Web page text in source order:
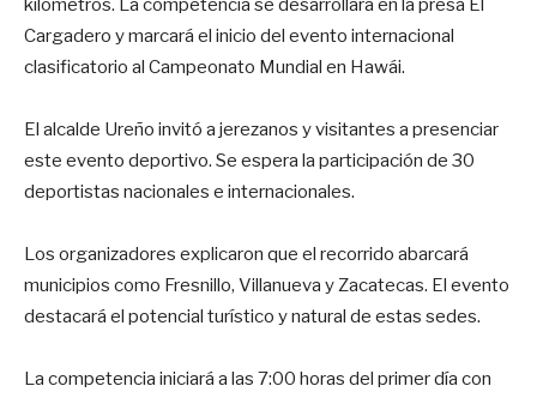
kilómetros. La competencia se desarrollará en la presa El
Cargadero y marcará el inicio del evento internacional
clasificatorio al Campeonato Mundial en Hawái.
El alcalde Ureño invitó a jerezanos y visitantes a presenciar
este evento deportivo. Se espera la participación de 30
deportistas nacionales e internacionales.
Los organizadores explicaron que el recorrido abarcará
municipios como Fresnillo, Villanueva y Zacatecas. El evento
destacará el potencial turístico y natural de estas sedes.
La competencia iniciará a las 7:00 horas del primer día con